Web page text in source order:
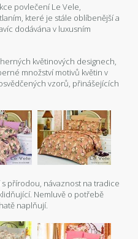
povlečení Le Vele,
které je stále oblíbenější a
dodávána v luxusním
květinových designech,
množství motivů květin v
vzorů, přinášejících
přírodou, návaznost na tradice
Nemluvě o potřebě
naplňují.